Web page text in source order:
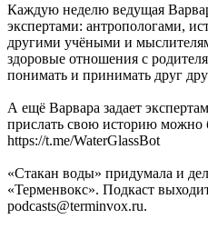
Каждую неделю ведущая
экспертами: антропологами,
другими учёными и
здоровые отношения с
понимать и принимать друг
А ещё Варвара задает
прислать свою историю можно
https://t.me/WaterGlassBot
«Стакан воды» придумала и
«Терменвокс». Подкаст
podcasts@terminvox.ru.